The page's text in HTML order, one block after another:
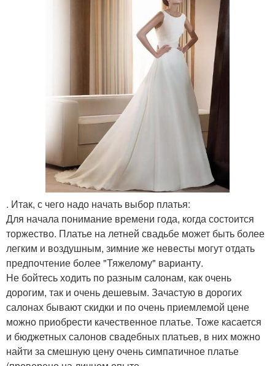
. Итак, с чего надо начать выбор платья:
Для начала понимание времени года, когда состоится
торжество. Платье на летней свадьбе может быть более
легким и воздушным, зимние же невесты могут отдать
предпочтение более "Тяжелому" варианту.
Не бойтесь ходить по разным салонам, как очень
дорогим, так и очень дешевым. Зачастую в дорогих
салонах бывают скидки и по очень приемлемой цене
можно приобрести качественное платье. Тоже касается
и бюджетных салонов свадебных платьев, в них можно
найти за смешную цену очень симпатичное платье